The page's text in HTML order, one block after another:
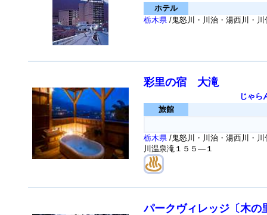
ホテル
栃木県 /鬼怒川・川治・湯西川・
彩里の宿 大滝
じゃら
旅館
栃木県 /鬼怒川・川治・湯西川・
川温泉滝１５５―１
パークヴィレッジ〔木の